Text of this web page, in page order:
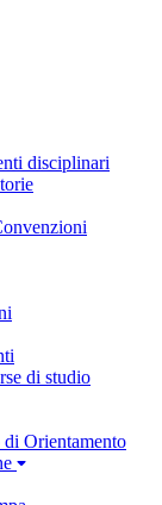
disciplinari
di studio
di Orientamento